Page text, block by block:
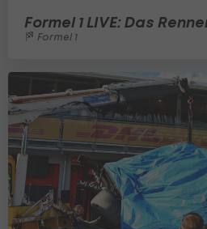
Formel 1 LIVE: Das
Formel 1